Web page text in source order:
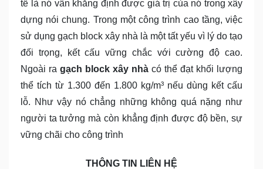
tế là nó vẫn khẳng định được giá trị của nó trong xây
dựng nói chung. Trong một công trình cao tầng, việc
sử dụng gạch block xây nhà là một tất yếu vì lý do tạo
đối trọng, kết cấu vững chắc với cường độ cao.
Ngoài ra gạch block xây nhà có thể đạt khối lượng
thể tích từ 1.300 đến 1.800 kg/m³ nếu dùng kết cấu
lỗ. Như vậy nó chẳng những không quá nặng như
người ta tưởng mà còn khẳng định được độ bền, sự
vững chãi cho công trình
THÔNG TIN LIÊN HỆ